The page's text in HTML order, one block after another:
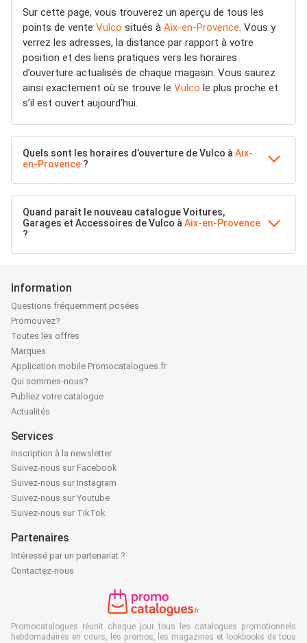
Sur cette page, vous trouverez un aperçu de tous les
points de vente Vulco situés à Aix-en-Provence. Vous y
verrez les adresses, la distance par rapport à votre
position et des liens pratiques vers les horaires
d’ouverture actualisés de chaque magasin. Vous saurez
ainsi exactement où se trouve le Vulco le plus proche et
s’il est ouvert aujourd’hui.
Quels sont les horaires d’ouverture de Vulco à Aix-
en-Provence ?
Quand paraît le nouveau catalogue Voitures,
Garages et Accessoires de Vulco à Aix-en-Provence
?
Information
Questions fréquemment posées
Promouvez?
Toutes les offres
Marques
Application mobile Promocatalogues.fr
Qui sommes-nous?
Publiez votre catalogue
Actualités
Services
Inscription à la newsletter
Suivez-nous sur Facebook
Suivez-nous sur Instagram
Suivez-nous sur Youtube
Suivez-nous sur TikTok
Partenaires
Intéressé par un partenariat ?
Contactez-nous
Promocatalogues réunit chaque jour tous les catalogues promotionnels
hebdomadaires en cours, les promos, les magazines et lookbooks de tous